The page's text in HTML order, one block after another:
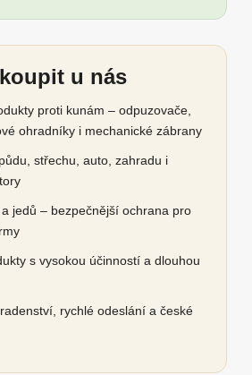
u nás
proti kunám – odpuzovače,
ohradníky i mechanické zábrany
střechu, auto, zahradu i
jedů – bezpečnější ochrana pro
s vysokou účinností a dlouhou
rychlé odeslání a české